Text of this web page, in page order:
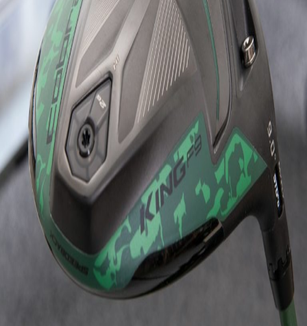
WEDGES ウェッジ
PUTTERS パター
OTHER その他
Editor’s Picks 編集部のおすすめ
Our Team 私たちのチーム
Our Mission 私たちの使命
ABOUT US MyGolfSpyJapanとは？